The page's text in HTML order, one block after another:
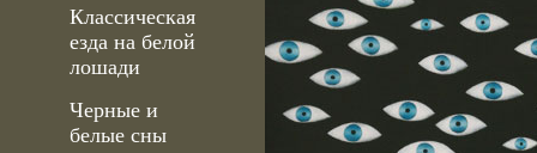
Классическая
езда на белой
лошади
Черные и
белые сны